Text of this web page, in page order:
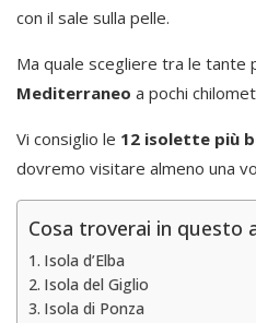
con il sale sulla pelle.
Ma quale scegliere tra le tante
Mediterraneo a pochi
Vi consiglio le 12 isolette più
dovremo visitare almeno una
Cosa troverai in questo
Isola d’Elba
Isola del Giglio
Isola di Ponza